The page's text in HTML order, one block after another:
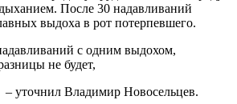
После 30 надавливаний
выдоха в рот потерпевшего.
с одним выдохом,
не будет,
– уточнил Владимир Новосельцев.